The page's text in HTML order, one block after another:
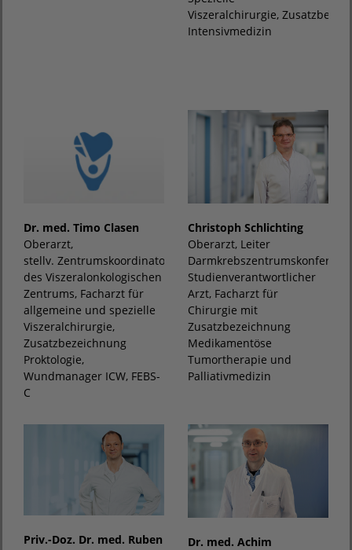
Viszeralchirurgie,
Intensivmedizin
Dr. med. Timo Clasen
Oberarzt,
stellv. Zentrumskoordinator
des Viszeralonkologischen
Zentrums, Facharzt für
allgemeine und spezielle
Viszeralchirurgie,
Zusatzbezeichnung
Proktologie,
Wundmanager ICW, FEBS-
C
Christoph Schlichting
Oberarzt, Leiter
Darmkrebszentrumskonferenz,
Studienverantwortlicher
Arzt, Facharzt für
Chirurgie mit
Zusatzbezeichnung
Medikamentöse
Tumortherapie und
Palliativmedizin
Priv.-Doz. Dr. med. Ruben
Dr. med. Achim